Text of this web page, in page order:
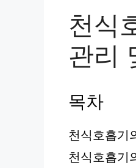
천식
관리
목차
천식호흡기
천식호흡기